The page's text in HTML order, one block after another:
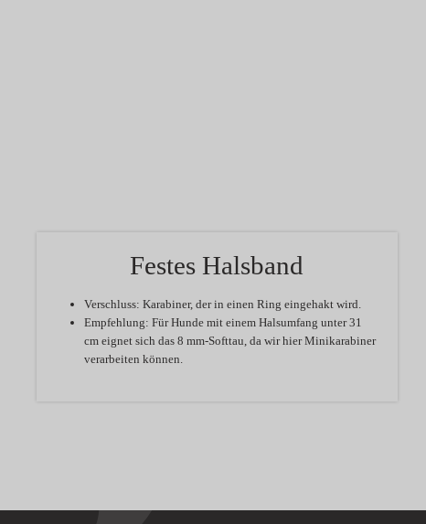
Festes Halsband
Verschluss: Karabiner, der in einen Ring eingehakt wird.
Empfehlung: Für Hunde mit einem Halsumfang unter 31
cm eignet sich das 8 mm-Softtau, da wir hier Minikarabiner
verarbeiten können.